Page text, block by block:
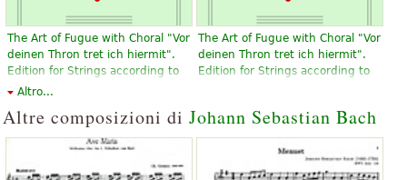
The Art of Fugue with Choral "Vor
deinen Thron tret ich hiermit".
Edition for Strings according to
the autograph and the first
17,37 €
Violin, Viola, Choral, Vocal
The Art of Fugue with Choral "Vor
deinen Thron tret ich hiermit".
Edition for Strings according to
17,37 €
Violin, Viola, Choral, Vocal
Altro...
Altre composizioni di Johann Sebastian Bach